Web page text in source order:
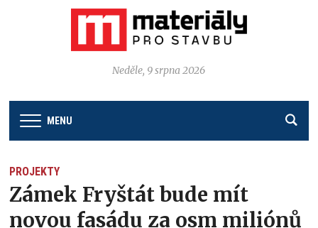
Neděle, 9 srpna 2026
MENU
PROJEKTY
Zámek Fryštát bude mít
novou fasádu za osm miliónů